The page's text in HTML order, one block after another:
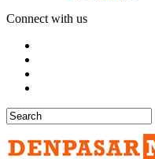
Connect with us